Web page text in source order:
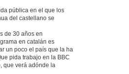
pública en el que los
del castellano se
de 30 años en
en catalán es
un poco el país que la ha
pida trabajo en la BBC
que verá adónde la